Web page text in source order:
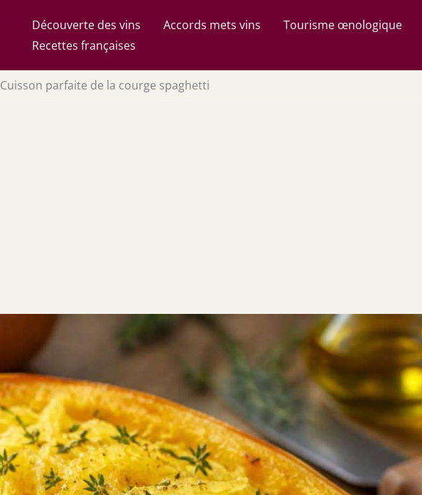
Découverte des vins Accords mets vins
Tourisme œnologique
Recettes françaises
Cuisson parfaite de la courge spaghetti